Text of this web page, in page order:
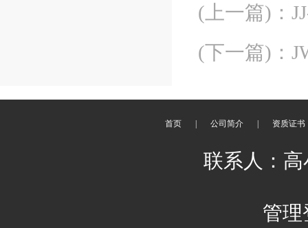
(上一篇) ：
(下一篇) ：
首页 公司简介 资质证书
联系人：
管理